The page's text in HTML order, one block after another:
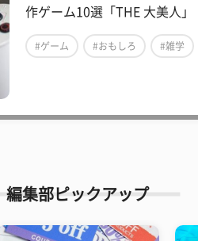
作ゲーム10選「THE 大美人」
#ゲーム #おもしろ #雑学
編集部ピックアップ